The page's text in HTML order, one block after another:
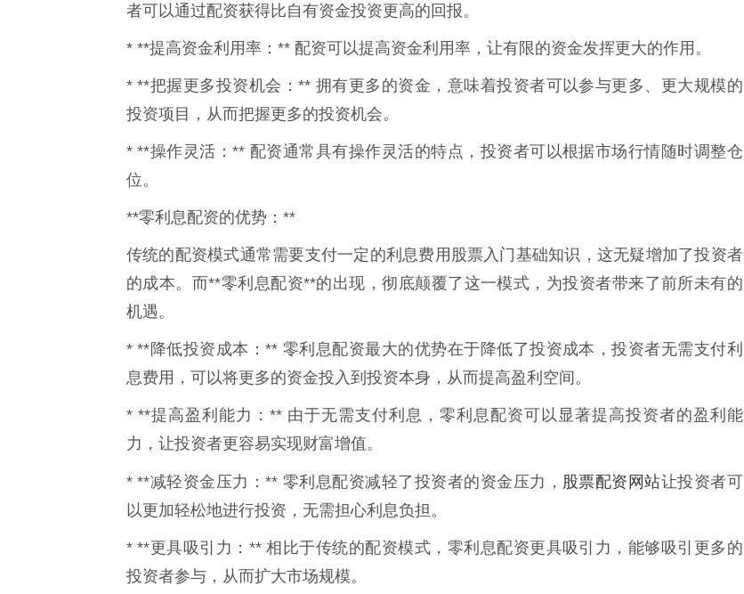
者可以通过配资获得比自有资金投资更高的回报。
* **提高资金利用率：** 配资可以提高资金利用率，让有限的资金发挥更大的作用。
* **把握更多投资机会：** 拥有更多的资金，意味着投资者可以参与更多、更大规模的
投资项目，从而把握更多的投资机会。
* **操作灵活：** 配资通常具有操作灵活的特点，投资者可以根据市场行情随时调整仓
位。
**零利息配资的优势：**
传统的配资模式通常需要支付一定的利息费用股票入门基础知识，这无疑增加了投资者
的成本。而**零利息配资**的出现，彻底颠覆了这一模式，为投资者带来了前所未有的
机遇。
* **降低投资成本：** 零利息配资最大的优势在于降低了投资成本，投资者无需支付利
息费用，可以将更多的资金投入到投资本身，从而提高盈利空间。
* **提高盈利能力：** 由于无需支付利息，零利息配资可以显著提高投资者的盈利能
力，让投资者更容易实现财富增值。
* **减轻资金压力：** 零利息配资减轻了投资者的资金压力， 股票配资网站让投资者可
以更加轻松地进行投资，无需担心利息负担。
* **更具吸引力：** 相比于传统的配资模式，零利息配资更具吸引力，能够吸引更多的
投资者参与，从而扩大市场规模。